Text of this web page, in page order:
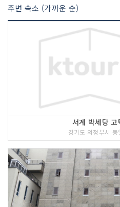
<<코스 설명>>
1998년도
난 의정부
소시지,
채 등 양념
주변 숙소 (가까운 순)
서계 박세당
경기도 의정부시